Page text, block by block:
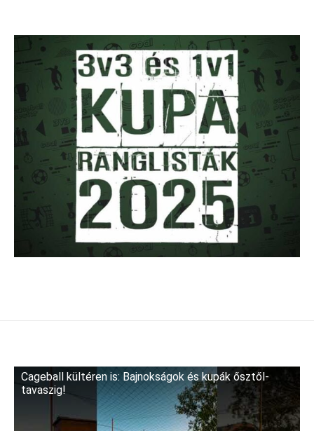
Cageball kültéren is: Bajnokságok és kupák ősztől-
tavaszig!